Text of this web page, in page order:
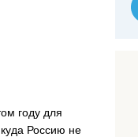
году для
Россию не